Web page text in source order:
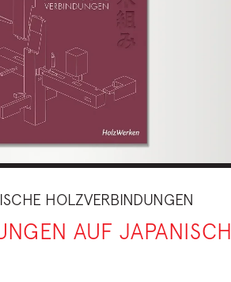
HOLZVERBINDUNGEN
AUF JAPANISCH